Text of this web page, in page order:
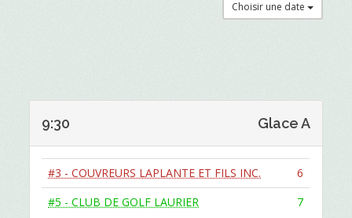
Choisir une date
9:30 Glace A
#3 - COUVREURS LAPLANTE ET FILS INC.
6
#5 - CLUB DE GOLF LAURIER
7